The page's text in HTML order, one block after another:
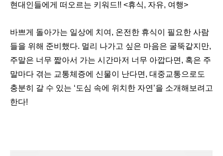
현대인들에게 떠오르는 키워드!! <휴식, 자유, 여행>
바쁘게 돌아가는 일상에 치여 , 온전한 휴식이 필요한 사람
들을 위해 준비했다. 멀리 나가고 싶은 마음은 굴뚝같지만,
주말은 너무 짧아서 가는 시간마저 너무 아깝다면 , 혹은 주
말마다 겪는 교통체증에 신물이 난다면 , 대중교통으로도
충분히 갈 수 있는 ‘도심 속에 위치한 자연 ’을 소개해보려고
한다!